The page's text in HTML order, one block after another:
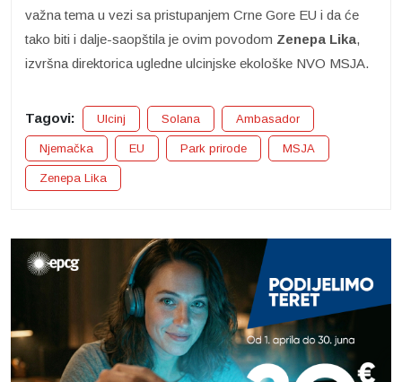
važna tema u vezi sa pristupanjem Crne Gore EU i da će
tako biti i dalje-saopštila je ovim povodom Zenepa Lika,
izvršna direktorica ugledne ulcinjske ekološke NVO MSJA.
Tagovi: Ulcinj Solana Ambasador
Njemačka EU Park prirode MSJA
Zenepa Lika